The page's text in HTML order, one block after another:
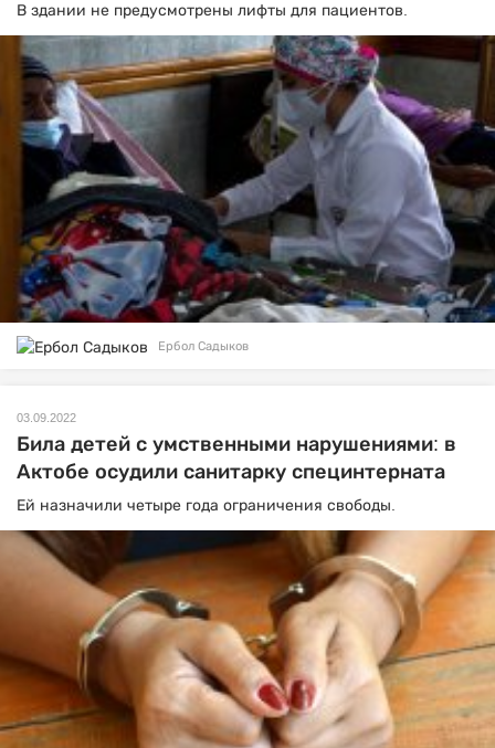
В здании не предусмотрены лифты для пациентов.
Ербол Садыков
03.09.2022
Била детей с умственными нарушениями: в
Актобе осудили санитарку специнтерната
Ей назначили четыре года ограничения свободы.